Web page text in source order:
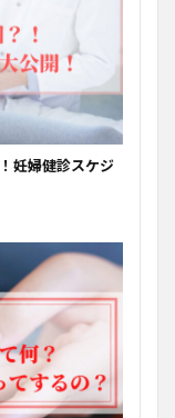
妊婦健診スケジ